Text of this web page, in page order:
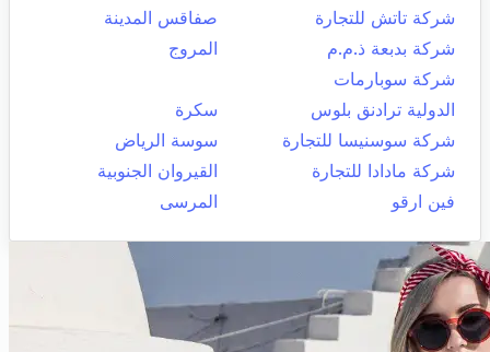
شركة تاتش للتجارة
صفاقس المدينة
شركة بدبعة ذ.م.م
المروج
شركة سوبارمات
الدولية ترادنق بلوس
سكرة
شركة سوسنيسا للتجارة
سوسة الرياض
شركة مادادا للتجارة
القيروان الجنوبية
فين ارقو
المرسى